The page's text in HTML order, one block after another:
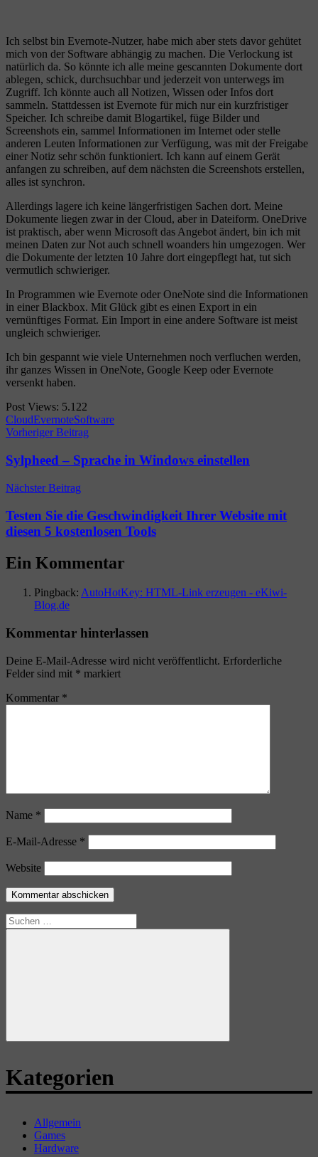
Ich selbst bin Evernote-Nutzer, habe mich aber stets davor gehütet
mich von der Software abhängig zu machen. Die Verlockung ist
natürlich da. So könnte ich alle meine gescannten Dokumente dort
ablegen, schick, durchsuchbar und jederzeit von unterwegs im
Zugriff. Ich könnte auch all Notizen, Wissen oder Infos dort
sammeln. Stattdessen ist Evernote für mich nur ein kurzfristiger
Speicher. Ich schreibe damit Blogartikel, füge Bilder und
Screenshots ein, sammel Informationen im Internet oder stelle
anderen Leuten Informationen zur Verfügung, was mit der Freigabe
einer Notiz sehr schön funktioniert. Ich kann auf einem Gerät
anfangen zu schreiben, auf dem nächsten die Screenshots erstellen,
alles ist synchron.
Allerdings lagere ich keine längerfristigen Sachen dort. Meine
Dokumente liegen zwar in der Cloud, aber in Dateiform. OneDrive
ist praktisch, aber wenn Microsoft das Angebot ändert, bin ich mit
meinen Daten zur Not auch schnell woanders hin umgezogen. Wer
die Dokumente der letzten 10 Jahre dort eingepflegt hat, tut sich
vermutlich schwieriger.
In Programmen wie Evernote oder OneNote sind die Informationen
in einer Blackbox. Mit Glück gibt es einen Export in ein
vernünftiges Format. Ein Import in eine andere Software ist meist
ungleich schwieriger.
Ich bin gespannt wie viele Unternehmen noch verfluchen werden,
ihr ganzes Wissen in OneNote, Google Keep oder Evernote
versenkt haben.
Post Views: 5.122
CloudEvernoteSoftware
Beitragsnavigation
Vorheriger Beitrag
Sylpheed – Sprache in Windows einstellen
Nächster Beitrag
Testen Sie die Geschwindigkeit Ihrer Website mit
diesen 5 kostenlosen Tools
Ein Kommentar
Pingback: AutoHotKey: HTML-Link erzeugen - eKiwi-
Blog.de
Kommentar hinterlassen
Deine E-Mail-Adresse wird nicht veröffentlicht. Erforderliche
Felder sind mit * markiert
Kommentar *
Name *
E-Mail-Adresse *
Website
Suchen
nach:
Suchen
Kategorien
Allgemein
Games
Hardware